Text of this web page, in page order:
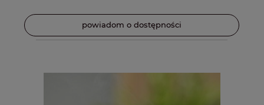
powiadom o dostępności